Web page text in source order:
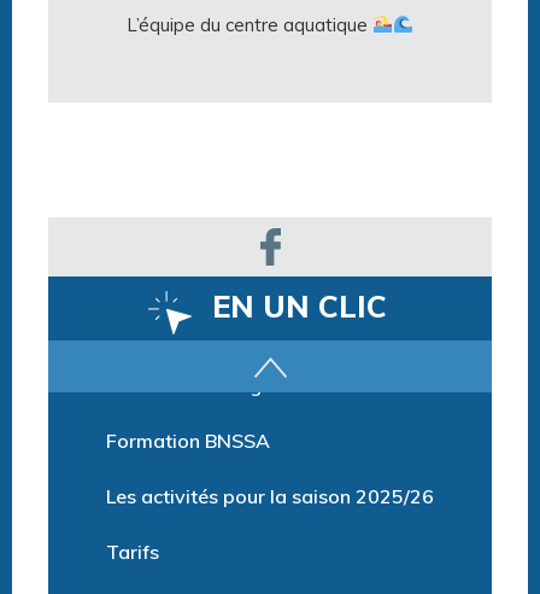
L’équipe du centre aquatique
EN UN CLIC